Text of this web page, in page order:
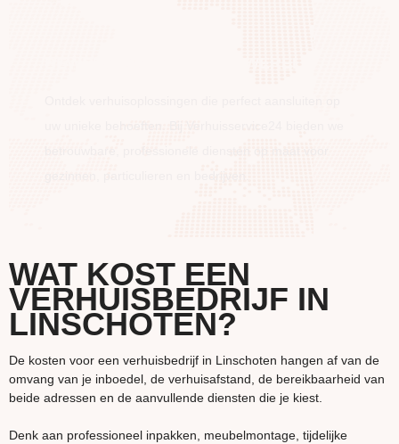
WAT KOST EEN
VERHUISBEDRIJF IN
LINSCHOTEN?
De kosten voor een verhuisbedrijf in Linschoten hangen af van de
omvang van je inboedel, de verhuisafstand, de bereikbaarheid van
beide adressen en de aanvullende diensten die je kiest.
Denk aan professioneel inpakken, meubelmontage, tijdelijke